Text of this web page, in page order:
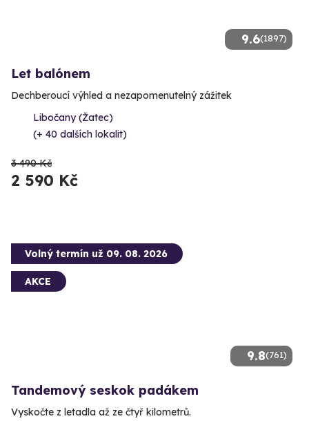
9.6(1897)
Let balónem
Dechberoucí výhled a nezapomenutelný zážitek
Libočany (Žatec)
(+ 40 dalších lokalit)
3 490 Kč
2 590 Kč
9.8(761)
Volný termín už 09. 08. 2026
AKCE
Tandemový seskok padákem
Vyskočte z letadla až ze čtyř kilometrů.